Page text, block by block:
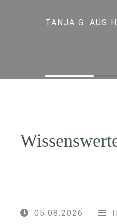
TANJA G. AUS
05.08.2026